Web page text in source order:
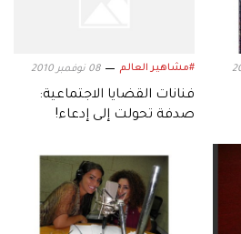
#مشاهير العالم 08 نوفمبر 2010
فنانات القضايا الاجتماعية:
صدفة تحولت إلى إدعاء!